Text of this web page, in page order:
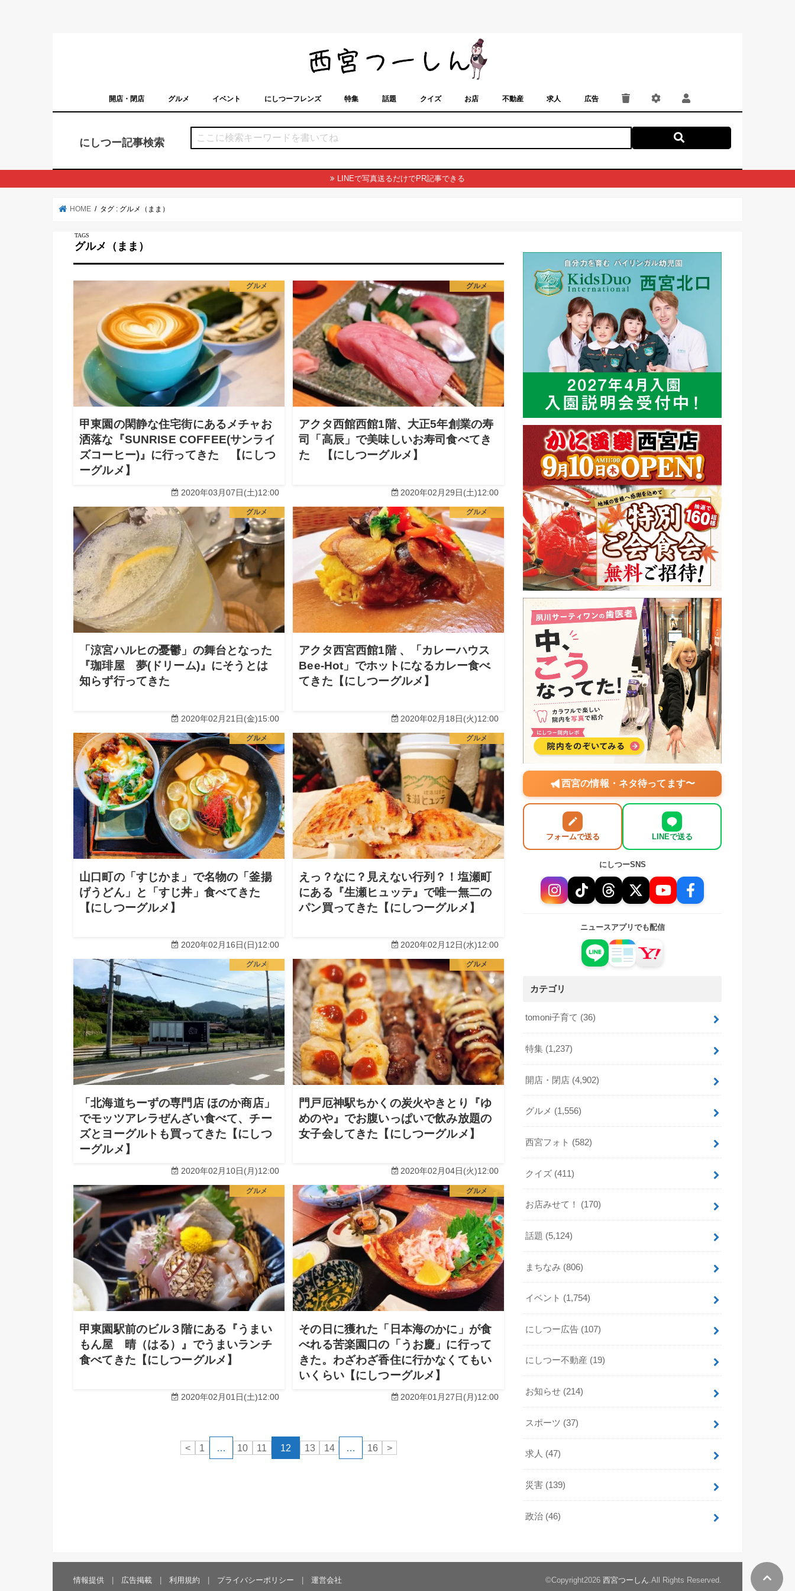
開店・閉店 グルメ イベント にしつーフレンズ 特集 話題 クイズ お店 不動産 求人 広告
にしつー記事検索
LINEで写真送るだけでPR記事できる
HOME タグ : グルメ（まま）
グルメ（まま）
グルメ
甲東園の閑静な住宅街にあるメチャお
洒落な『SUNRISE COFFEE(サンライ
ズコーヒー)』に行ってきた 【にしつ
ーグルメ】
2020年03月07日(土)12:00
グルメ
アクタ西館西館1階、大正5年創業の寿
司「高辰」で美味しいお寿司食べてき
た 【にしつーグルメ】
2020年02月29日(土)12:00
グルメ
「涼宮ハルヒの憂鬱」の舞台となった
『珈琲屋 夢(ドリーム)』にそうとは
知らず行ってきた
2020年02月21日(金)15:00
グルメ
アクタ西宮西館1階 、「カレーハウス
Bee-Hot」でホットになるカレー食べ
てきた【にしつーグルメ】
2020年02月18日(火)12:00
グルメ
山口町の「すじかま」で名物の「釜揚
げうどん」と「すじ丼」食べてきた
【にしつーグルメ】
2020年02月16日(日)12:00
グルメ
えっ？なに？見えない行列？！塩瀬町
にある『生瀬ヒュッテ』で唯一無二の
パン買ってきた【にしつーグルメ】
2020年02月12日(水)12:00
グルメ
「北海道ちーずの専門店 ほのか商店」
でモッツアレラぜんざい食べて、チー
ズとヨーグルトも買ってきた【にしつ
ーグルメ】
2020年02月10日(月)12:00
グルメ
門戸厄神駅ちかくの炭火やきとり『ゆ
めのや』でお腹いっぱいで飲み放題の
女子会してきた【にしつーグルメ】
2020年02月04日(火)12:00
グルメ
甲東園駅前のビル３階にある『うまい
もん屋 晴（はる）』でうまいランチ
食べてきた【にしつーグルメ】
2020年02月01日(土)12:00
グルメ
その日に獲れた「日本海のかに」が食
べれる苦楽園口の「うお慶」に行って
きた。わざわざ香住に行かなくてもい
いくらい【にしつーグルメ】
2020年01月27日(月)12:00
< 1 … 10 11 12 13 14 … 16 >
西宮の情報・ネタ待ってます〜
フォームで送る LINEで送る
にしつーSNS
ニュースアプリでも配信
カテゴリ
tomoni子育て (36)
特集 (1,237)
開店・閉店 (4,902)
グルメ (1,556)
西宮フォト (582)
クイズ (411)
お店みせて！ (170)
話題 (5,124)
まちなみ (806)
イベント (1,754)
にしつー広告 (107)
にしつー不動産 (19)
お知らせ (214)
スポーツ (37)
求人 (47)
災害 (139)
政治 (46)
情報提供 広告掲載 利用規約 プライバシーポリシー 運営会社 ©Copyright2026 西宮つーしん.All Rights Reserved.